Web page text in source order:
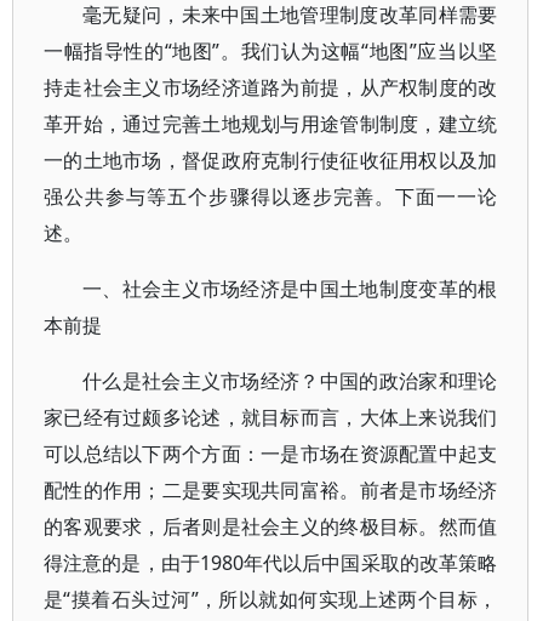
毫无疑问，未来中国土地管理制度改革同样需要
一幅指导性的“地图”。我们认为这幅“地图”应当以坚
持走社会主义市场经济道路为前提，从产权制度的改
革开始，通过完善土地规划与用途管制制度，建立统
一的土地市场，督促政府克制行使征收征用权以及加
强公共参与等五个步骤得以逐步完善。下面一一论
述。
一、社会主义市场经济是中国土地制度变革的根
本前提
什么是社会主义市场经济？中国的政治家和理论
家已经有过颇多论述，就目标而言，大体上来说我们
可以总结以下两个方面：一是市场在资源配置中起支
配性的作用；二是要实现共同富裕。前者是市场经济
的客观要求，后者则是社会主义的终极目标。然而值
得注意的是，由于1980年代以后中国采取的改革策略
是“摸着石头过河”，所以就如何实现上述两个目标，